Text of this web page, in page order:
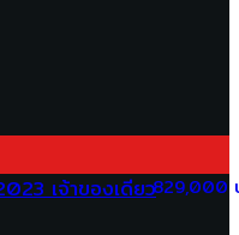
829,000
เจ้าของเดียว